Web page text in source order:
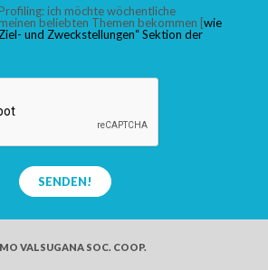
ich möchte wöchentliche
beliebten Themen bekommen [wie
und Zweckstellungen“ Sektion der
SENDEN!
VALSUGANA SOC. COOP.